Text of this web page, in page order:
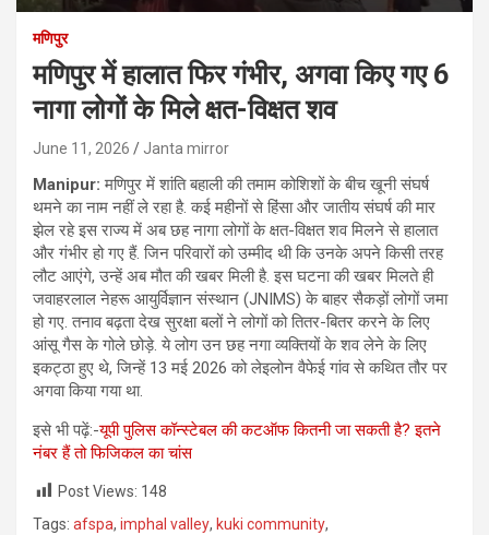
मणिपुर
मणिपुर में हालात फिर गंभीर, अगवा किए गए 6
नागा लोगों के मिले क्षत-विक्षत शव
June 11, 2026 Janta mirror
Manipur:मणिपुर में शांति बहाली की तमाम कोशिशों के बीच खूनी संघर्ष
थमने का नाम नहीं ले रहा है. कई महीनों से हिंसा और जातीय संघर्ष की मार
झेल रहे इस राज्य में अब छह नागा लोगों के क्षत-विक्षत शव मिलने से हालात
और गंभीर हो गए हैं. जिन परिवारों को उम्मीद थी कि उनके अपने किसी तरह
लौट आएंगे, उन्हें अब मौत की खबर मिली है. इस घटना की खबर मिलते ही
जवाहरलाल नेहरू आयुर्विज्ञान संस्थान (JNIMS) के बाहर सैकड़ों लोगों जमा
हो गए. तनाव बढ़ता देख सुरक्षा बलों ने लोगों को तितर-बितर करने के लिए
आंसू गैस के गोले छोड़े. ये लोग उन छह नगा व्यक्तियों के शव लेने के लिए
इकट्ठा हुए थे, जिन्हें 13 मई 2026 को लेइलोन वैफेई गांव से कथित तौर पर
अगवा किया गया था.
इसे भी पढ़ें:-यूपी पुलिस कॉन्स्टेबल की कटऑफ कितनी जा सकती है? इतने
नंबर हैं तो फिजिकल का चांस
Post Views: 148
Tags: afspa, imphal valley, kuki community,